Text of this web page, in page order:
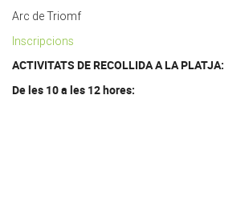
Arc de Triomf
Inscripcions
ACTIVITATS DE RECOLLIDA A LA PLATJA:
De les 10 a les 12 hores: